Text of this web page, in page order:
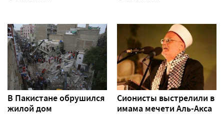
В Пакистане обрушился
жилой дом
Сионисты выстрелили в
имама мечети Аль-Акса